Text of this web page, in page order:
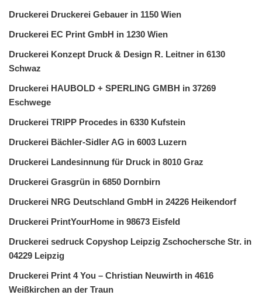
Druckerei Druckerei Gebauer in 1150 Wien
Druckerei EC Print GmbH in 1230 Wien
Druckerei Konzept Druck & Design R. Leitner in 6130
Schwaz
Druckerei HAUBOLD + SPERLING GMBH in 37269
Eschwege
Druckerei TRIPP Procedes in 6330 Kufstein
Druckerei Bächler-Sidler AG in 6003 Luzern
Druckerei Landesinnung für Druck in 8010 Graz
Druckerei Grasgrün in 6850 Dornbirn
Druckerei NRG Deutschland GmbH in 24226 Heikendorf
Druckerei PrintYourHome in 98673 Eisfeld
Druckerei sedruck Copyshop Leipzig Zschochersche Str. in
04229 Leipzig
Druckerei Print 4 You – Christian Neuwirth in 4616
Weißkirchen an der Traun